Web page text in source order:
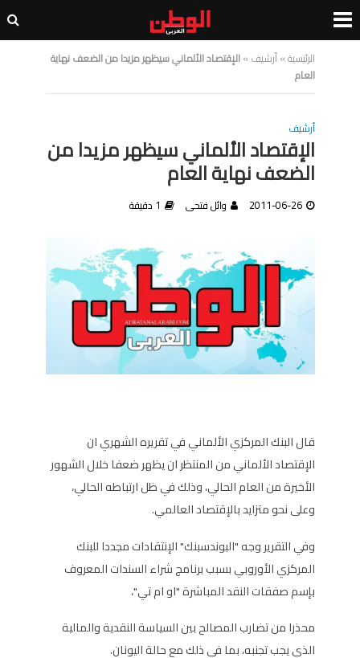
الرئيسية»أرشيف»الإقتصاد الألماني سيظهر مزيدا من الضعف نهاية
العام
أرشيف
الإقتصاد الألماني سيظهر مزيدا من
الضعف نهاية العام
2011-06-26 وائل فتحى 1 دقيقة
قال البنك المركزي الألماني في تقريره الشهري ان
الإقتصاد الألماني من المنتظر ان يظهر ضعفا خلال الشهور
الأخيرة من العام الحالي، وذلك في ظل ارتباطه الحالي،
وعلى نحو متزايد بالإقتصاد العالمي.
وفي التقرير وجه "البوندسبنك" الإنتقادات مجددا للبنك
المركزي الأوروبي بسبب برنامج شراء السندات المعروف
بإسم صفقات النقد المباشرة "او ام تي"،
محذرا من تضارب المصالح بين السياسة النقدية والمالية
الذي يجب تجنبه، بما في ذلك مع حالة اليونان.